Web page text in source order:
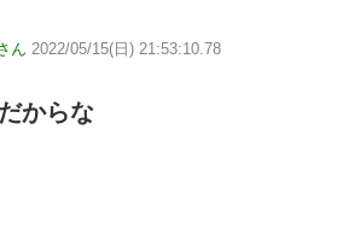
ん 2022/05/15(日) 21:53:10.78
からな